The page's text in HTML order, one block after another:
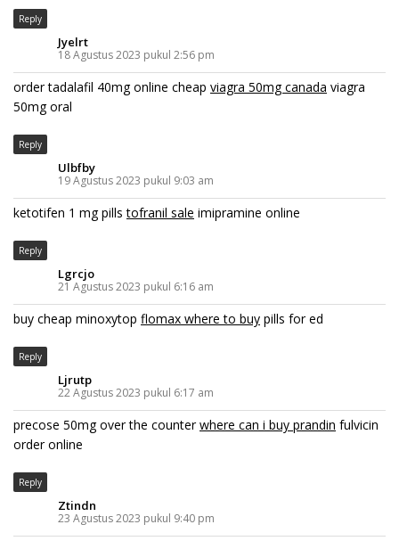
Reply
Jyelrt
18 Agustus 2023 pukul 2:56 pm
order tadalafil 40mg online cheap viagra 50mg canada viagra
50mg oral
Reply
Ulbfby
19 Agustus 2023 pukul 9:03 am
ketotifen 1 mg pillstofranil sale imipramine online
Reply
Lgrcjo
21 Agustus 2023 pukul 6:16 am
buy cheap minoxytop flomax where to buy pills for ed
Reply
Ljrutp
22 Agustus 2023 pukul 6:17 am
precose 50mg over the counterwhere can i buy prandin fulvicin
order online
Reply
Ztindn
23 Agustus 2023 pukul 9:40 pm